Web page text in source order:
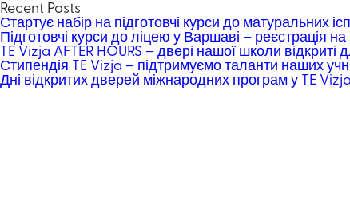
Recent Posts
Стартує набір на підготовчі курси до матуральних
Підготовчі курси до ліцею у Варшаві – реєстрація
TE Vizja AFTER HOURS – двері нашої школи відкриті
Стипендія TE Vizja – підтримуємо таланти наших
Дні відкритих дверей міжнародних програм у TE Vizja